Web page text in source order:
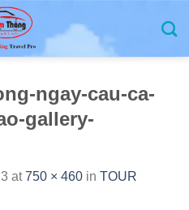
ngay-cau-ca-
gallery-
at750 × 460 in TOUR